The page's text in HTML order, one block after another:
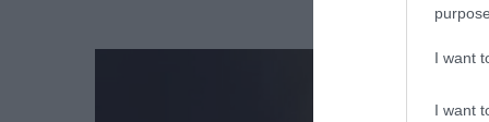
I want
I want